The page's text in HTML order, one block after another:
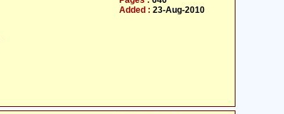
Added : 23-Aug-2010